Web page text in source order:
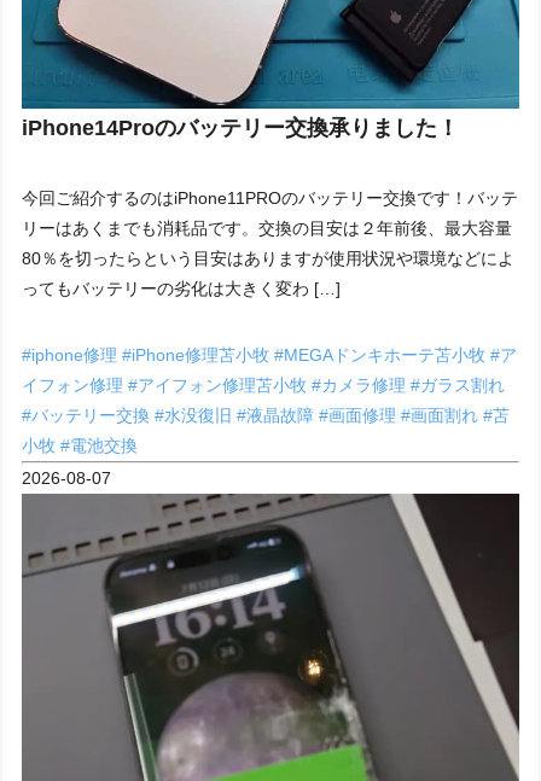
iPhone14Proのバッテリー交換承りました！
今回ご紹介するのはiPhone11PROのバッテリー交換です！バッテ
リーはあくまでも消耗品です。交換の目安は２年前後、最大容量
80％を切ったらという目安はありますが使用状況や環境などによ
ってもバッテリーの劣化は大きく変わ […]
#iphone修理#iPhone修理苫小牧#MEGAドンキホーテ苫小牧#ア
イフォン修理#アイフォン修理苫小牧#カメラ修理#ガラス割れ
#バッテリー交換#水没復旧#液晶故障#画面修理#画面割れ#苫
小牧#電池交換
2026-08-07